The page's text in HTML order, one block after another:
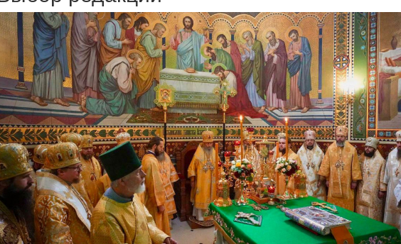
Веб-камеры
2015Название трансляции
2015Название трансляции
2015Название трансляции
2015Название трансляции
2015 Название трансляции
2015Название трансляции
2015Название трансляции
2015Название трансляции